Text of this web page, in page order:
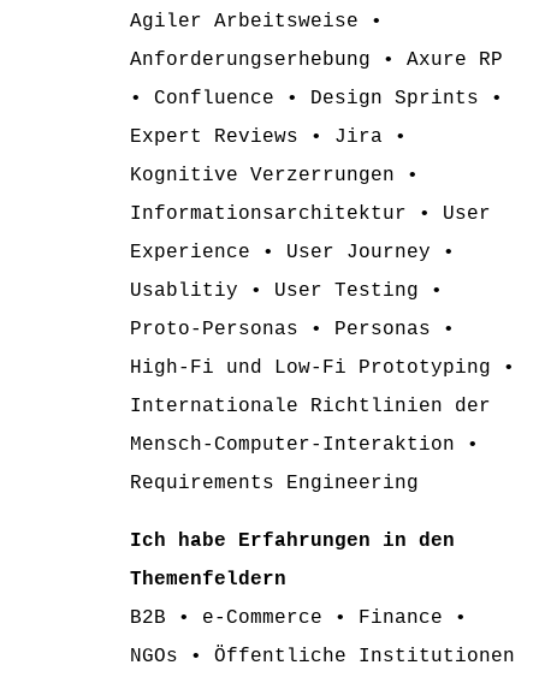
Agiler Arbeitsweise •
Anforderungserhebung • Axure RP
• Confluence • Design Sprints •
Expert Reviews • Jira •
Kognitive Verzerrungen •
Informationsarchitektur • User
Experience • User Journey •
Usablitiy • User Testing •
Proto-Personas • Personas •
High-Fi und Low-Fi Prototyping •
Internationale Richtlinien der
Mensch-Computer-Interaktion •
Requirements Engineering
Ich habe Erfahrungen in den
Themenfeldern
B2B • e-Commerce • Finance •
NGOs • Öffentliche Institutionen